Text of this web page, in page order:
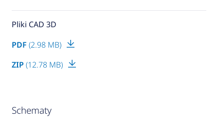
Pliki CAD 3D
PDF (2.98 MB)
ZIP (12.78 MB)
Schematy